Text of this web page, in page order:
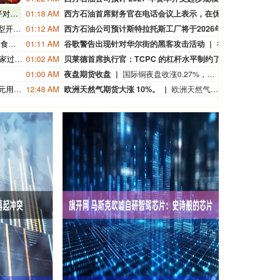
局面
证
吗
8发
01:18 AM
01:12 AM
01:11 AM 谷歌警告出现针对华尔街的黑客攻击活动
01:02 AM
01:00 AM 夜盘期货收盘
国际铜夜盘收涨0.27%，沪铜收涨0.10%，沪铝收涨0.38%，沪锌收涨1.11%，沪铅收涨0.10%，沪镍收跌1.22%，沪锡收跌0.98%。氧化铝夜盘收跌0.52%，铝合金收涨0.09%。不锈钢夜盘收涨0.10%。
12:48 AM 欧洲天然气期货大涨 10%。 欧洲天然气期货大涨 10%。